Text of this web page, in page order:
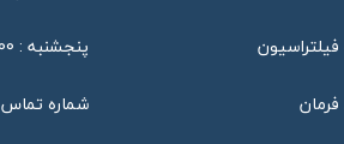
پنجشنبه : 09:00 الی 13:00
شماره تماس : 46802020 –